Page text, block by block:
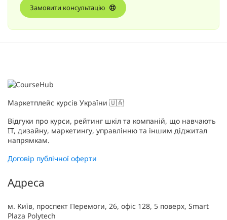
Замовити консультацію
Маркетплейс курсів України 🇺🇦
Відгуки про курси, рейтинг шкіл та компаній, що навчають
IT, дизайну, маркетингу, управлінню та іншим діджитал
напрямкам.
Договір публічної оферти
Адреса
м. Київ, проспект Перемоги, 26, офіс 128, 5 поверх, Smart
Plaza Polytech